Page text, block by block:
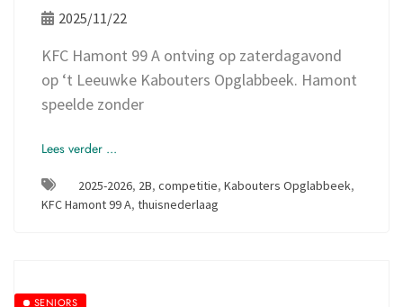
2025/11/22
KFC Hamont 99 A ontving op zaterdagavond
op ‘t Leeuwke Kabouters Opglabbeek. Hamont
speelde zonder
Lees verder ...
2025-2026, 2B, competitie, Kabouters Opglabbeek,
KFC Hamont 99 A, thuisnederlaag
SENIORS